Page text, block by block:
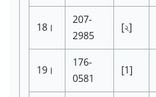
18।
207-
2985
[২]
19।
176-
0581
[1]